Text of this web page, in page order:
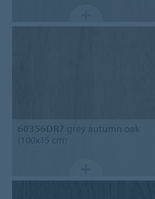
60356DR7 grey autumn oak
(100x15 cm)